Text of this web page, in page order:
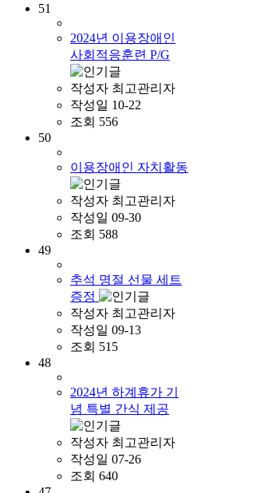
51
2024년 이용장애인
사회적응훈련 P/G
작성자 최고관리자
작성일 10-22
조회 556
50
이용장애인 자치활동
작성자 최고관리자
작성일 09-30
조회 588
49
추석 명절 선물 세트
증정
작성자 최고관리자
작성일 09-13
조회 515
48
2024년 하계휴가 기
념 특별 간식 제공
작성자 최고관리자
작성일 07-26
조회 640